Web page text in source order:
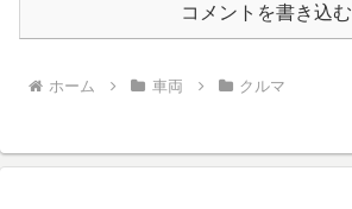
コメントを書き込む
ホーム 車両 クルマ